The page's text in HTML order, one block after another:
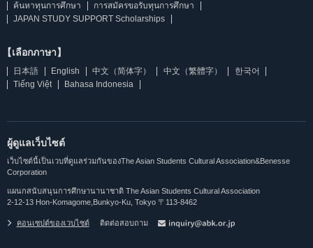
ค้นหาทุนการศึกษา
การสมัครขอรับทุนการศึกษา
JAPAN STUDY SUPPORT Scholarships
【เลือกภาษา】
日本語 English 中文（简体字） 中文（繁體字）
한국어
Tiếng Việt
Bahasa Indonesia
ผู้ดูแลเว็บไซต์
เว็บไซต์นี้เป็นเวบที่ดูแลร่วมกันของThe Asian Students Cultural Association&Benesse
Corporation
แผนกสนับสนุนการศึกษานานาชาติ The Asian Students Cultural Association
2-12-13 Hon-Komagome,Bunkyo-Ku, Tokyo 〒113-8462
คอนเซปต์ของเวบไซต์ ติดต่อสอบถาม